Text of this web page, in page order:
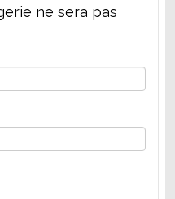
ne sera pas